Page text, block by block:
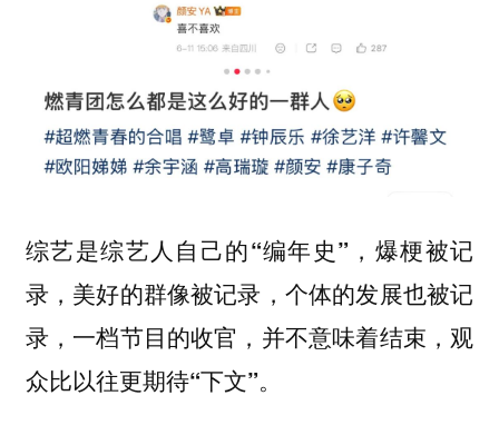
综艺是综艺人自己的“编年史”，爆梗被记
录，美好的群像被记录，个体的发展也被记
录，一档节目的收官，并不意味着结束，观
众比以往更期待“下文”。